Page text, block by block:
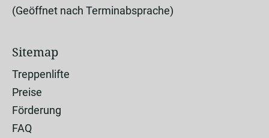
(Geöffnet nach Terminabsprache)
Sitemap
Treppenlifte
Preise
Förderung
FAQ